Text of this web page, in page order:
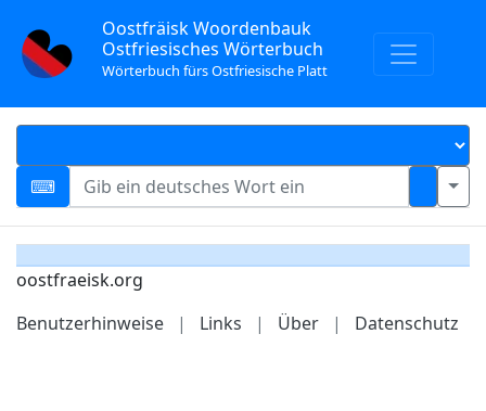
Oostfräisk Woordenbauk
Ostfriesisches Wörterbuch
Wörterbuch fürs Ostfriesische Platt
oostfraeisk.org
Benutzerhinweise
| Links | Über | Datenschutz